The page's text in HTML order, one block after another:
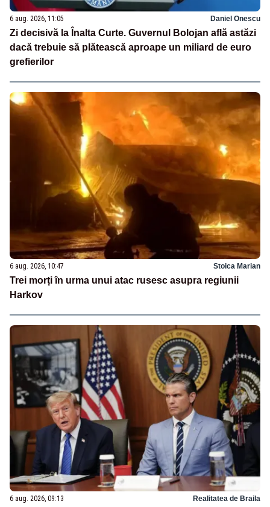
6 aug. 2026, 11:05 Daniel Onescu
Zi decisivă la Înalta Curte. Guvernul Bolojan află astăzi
dacă trebuie să plătească aproape un miliard de euro
grefierilor
6 aug. 2026, 10:47 Stoica Marian
Trei morți în urma unui atac rusesc asupra regiunii
Harkov
6 aug. 2026, 09:13 Realitatea de Braila